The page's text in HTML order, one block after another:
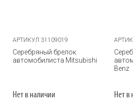
АРТИКУЛ 31109019
Серебряный брелок
автомобилиста Mitsubishi
Нет в наличии
Benz
Нет в